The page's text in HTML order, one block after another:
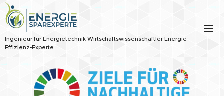
Ingenieur für Energietechnik Wirtschaftswissenschaftler Energie-
Effizienz-Experte